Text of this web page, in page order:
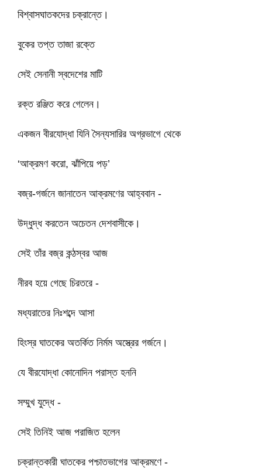
বিশ্বাসঘাতকদের চক্রান্তে।
বুকের তপ্ত তাজা রক্তে
সেই সেনানী স্বদেশের মাটি
রক্ত রঞ্জিত করে গেলেন।
একজন বীরযোদ্ধা যিনি সৈন্যসারির অগ্রভাগে থেকে
‘আক্রমণ করো, ঝাঁপিয়ে পড়’
বজ্র-গর্জনে জানাতেন আক্রমণের আহ্ববান -
উদ্ধুদ্ধ করতেন অচেতন দেশবাসীকে।
সেই তাঁর বজ্র কন্ঠস্বর আজ
নীরব হয়ে গেছে চিরতরে -
মধ্যরাতের নিঃশব্দে আসা
হিংস্র ঘাতকের অতর্কিত নির্মম অস্ত্রের গর্জনে।
যে বীরযোদ্ধা কোনোদিন পরাস্ত হননি
সম্মুখ যুদ্ধে -
সেই তিনিই আজ পরাজিত হলেন
চক্রান্তকারী ঘাতকের পশ্চাতভাগের আক্রমণে -